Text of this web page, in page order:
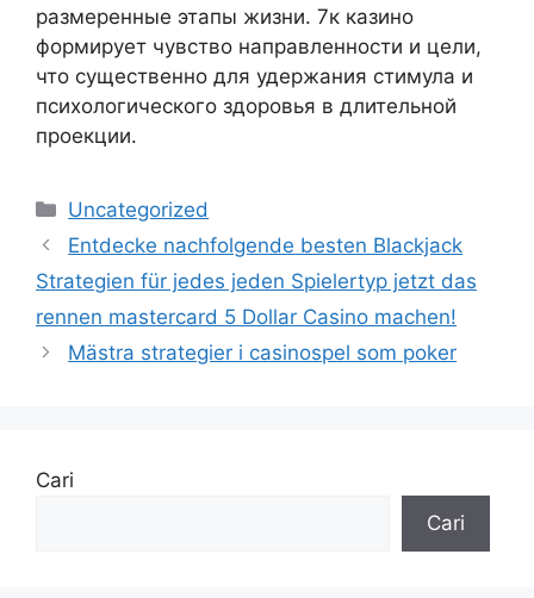
размеренные этапы жизни. 7к казино
формирует чувство направленности и цели,
что существенно для удержания стимула и
психологического здоровья в длительной
проекции.
Uncategorized
Entdecke nachfolgende besten Blackjack
Strategien für jedes jeden Spielertyp jetzt das
rennen mastercard 5 Dollar Casino machen!
Mästra strategier i casinospel som poker
Cari
Cari